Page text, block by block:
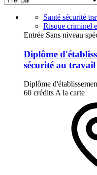
Santé sécurité
Risque criminel
Entrée Sans niveau
Diplôme
sécurité au travail
Diplôme
60 crédits A la carte